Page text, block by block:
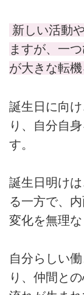
新しい活動
ますが、一
が大きな転
誕生日に向
り、自分自
す。
誕生日明け
る一方で、
変化を無理
自分らしい
り、仲間と